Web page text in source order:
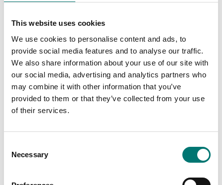
This website uses cookies
We use cookies to personalise content and ads, to
provide social media features and to analyse our traffic.
We also share information about your use of our site with
our social media, advertising and analytics partners who
may combine it with other information that you’ve
provided to them or that they’ve collected from your use
of their services.
Selection
Necessary
R41, RC41, DT33P, C71
Skyddsöverdrag 5-